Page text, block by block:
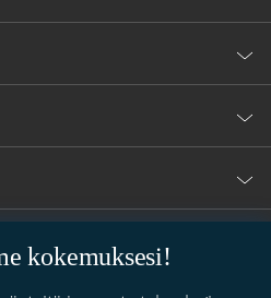
kokemuksesi!